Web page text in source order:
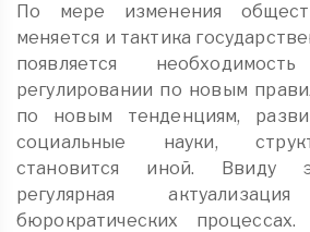
По мере изменения
меняется и тактика
появляется
регулировании по новым
по новым тенденциям,
социальные науки,
становится иной. Ввиду
регулярная
бюрократических